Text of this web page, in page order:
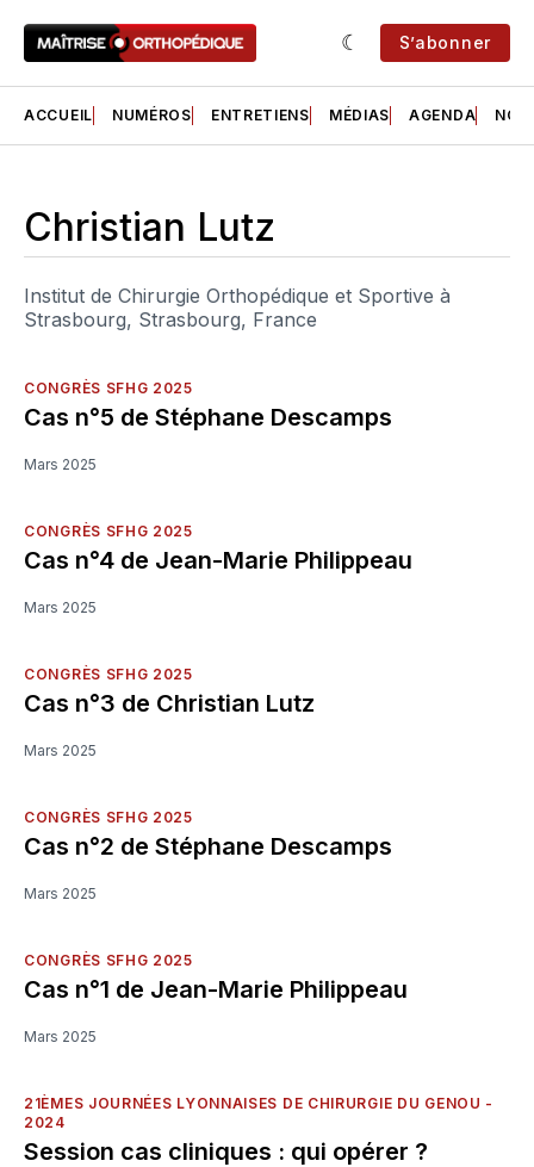
S’abonner
ACCUEIL NUMÉROS ENTRETIENS MÉDIAS AGENDA NOS
Christian Lutz
Institut de Chirurgie Orthopédique et Sportive à
Strasbourg, Strasbourg, France
CONGRÈS SFHG 2025
Cas n°5 de Stéphane Descamps
Mars 2025
CONGRÈS SFHG 2025
Cas n°4 de Jean-Marie Philippeau
Mars 2025
CONGRÈS SFHG 2025
Cas n°3 de Christian Lutz
Mars 2025
CONGRÈS SFHG 2025
Cas n°2 de Stéphane Descamps
Mars 2025
CONGRÈS SFHG 2025
Cas n°1 de Jean-Marie Philippeau
Mars 2025
21ÈMES JOURNÉES LYONNAISES DE CHIRURGIE DU GENOU -
2024
Session cas cliniques : qui opérer ?